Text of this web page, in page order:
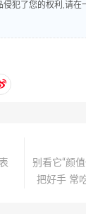
犯了您的权利,请在
别看它“颜
把好手 常